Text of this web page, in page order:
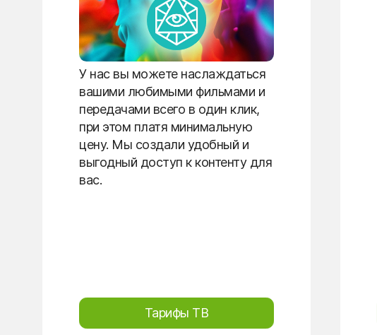
У нас вы можете наслаждаться
вашими любимыми фильмами и
передачами всего в один клик,
при этом платя минимальную
цену. Мы создали удобный и
выгодный доступ к контенту для
вас.
Тарифы ТВ